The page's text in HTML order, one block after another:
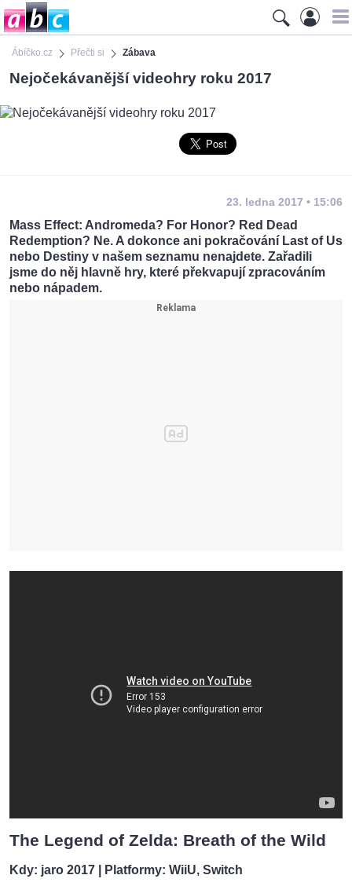
Ábíčko.cz Přečti si Zábava
Nejočekávanější videohry roku 2017
23. ledna 2017 • 15:06
Mass Effect: Andromeda? For Honor? Red Dead
Redemption? Ne. A dokonce ani pokračování Last of Us
nebo Destiny v našem seznamu nenajdete. Zařadili
jsme do něj hlavně hry, které překvapují zpracováním
nebo nápadem.
The Legend of Zelda: Breath of the Wild
Kdy: jaro 2017 | Platformy: WiiU, Switch